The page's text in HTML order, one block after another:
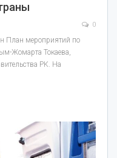
0
План мероприятий по
Жомарта Токаева,
РК. На